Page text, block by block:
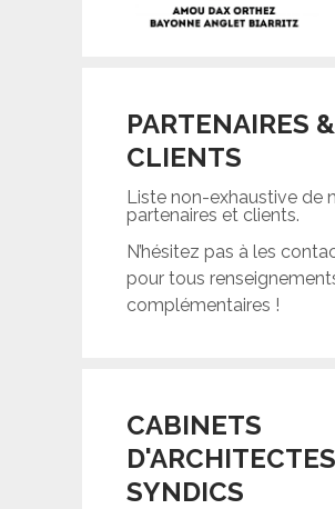
PARTENAIRES &
CLIENTS
Liste non-exhaustive de
partenaires et clients.
N’hésitez pas à les
pour tous
complémentaires !
CABINETS
SYNDICS